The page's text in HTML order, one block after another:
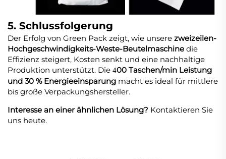
5. Schlussfolgerung
Der Erfolg von Green Pack zeigt, wie unsere zweizeilen-
Hochgeschwindigkeits-Weste-Beutelmaschine die
Effizienz steigert, Kosten senkt und eine nachhaltige
Produktion unterstützt. Die 400 Taschen/min Leistung
und 30 % Energieeinsparung macht es ideal für mittlere
bis große Verpackungshersteller.
Interesse an einer ähnlichen Lösung? Kontaktieren Sie
uns heute.